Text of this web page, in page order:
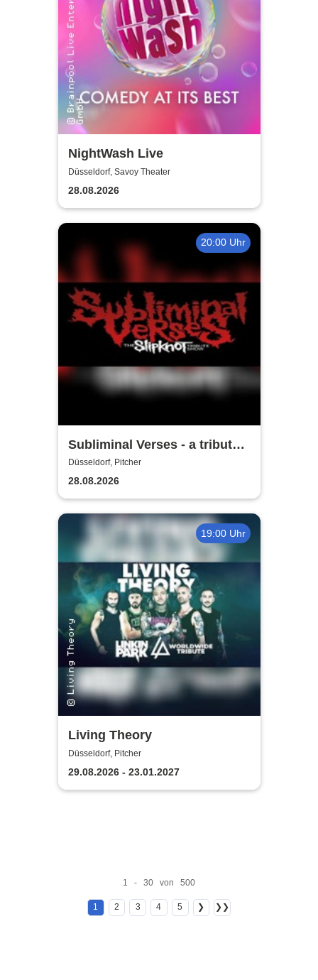
NightWash Live
Düsseldorf, Savoy Theater
28.08.2026
20:00 Uhr
Subliminal Verses - a tribute
to Slipknot
Düsseldorf, Pitcher
28.08.2026
19:00 Uhr
Living Theory
Düsseldorf, Pitcher
29.08.2026 - 23.01.2027
1 - 30 von 500
1 2 3 4 5 ❯ ❯❯